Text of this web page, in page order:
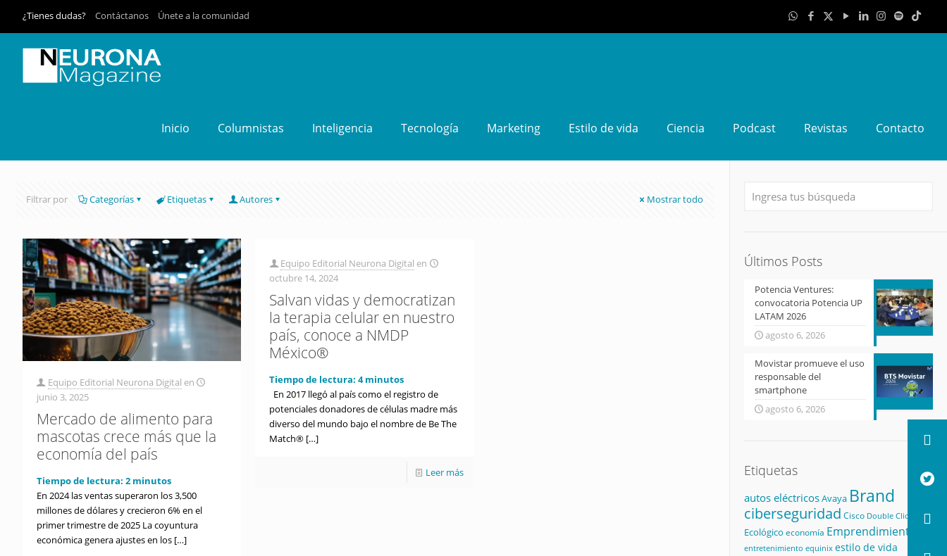
¿Tienes dudas? Contáctanos Únete a la comunidad
Inicio Columnistas Inteligencia Tecnología Marketing Estilo de vida Ciencia Podcast Revistas Contacto
Filtrar por Categorías Etiquetas Autores Mostrar todo
Equipo Editorial Neurona Digital en
junio 3, 2025
Mercado de alimento para
mascotas crece más que la
economía del país
Tiempo de lectura: 2 minutos
En 2024 las ventas superaron los 3,500
millones de dólares y crecieron 6% en el
primer trimestre de 2025 La coyuntura
económica genera ajustes en los[…]
Equipo Editorial Neurona Digital en
octubre 14, 2024
Salvan vidas y democratizan
la terapia celular en nuestro
país, conoce a NMDP
México®
Tiempo de lectura:4 minutos
En 2017 llegó al país como el registro de
potenciales donadores de células madre más
diverso del mundo bajo el nombre de Be The
Match® […]
Leer más
Últimos Posts
Potencia Ventures:
convocatoria Potencia UP
LATAM 2026
agosto 6, 2026
Movistar promueve el uso
responsable del
smartphone
agosto 6, 2026
Etiquetas
autos eléctricosAvaya Brand
ciberseguridad Cisco Double Click
Ecológico economía Emprendimiento
entretenimiento equinix estilo de vida